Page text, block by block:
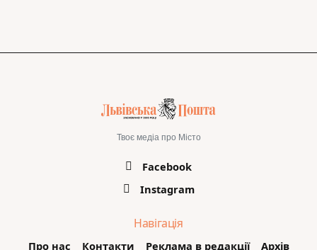
Твоє медіа про Місто
Facebook
Instagram
Навігація
Про нас Контакти Реклама в редакції Архів